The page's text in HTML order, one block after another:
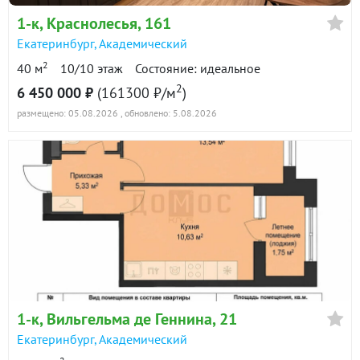
приходите на просмотр
#объект в нашей базе №13289808#
1-к, Краснолесья, 161
Екатеринбург,Академический
40 м2 10/10 этаж Состояние: идеальное
6 450 000 ₽ (161300 ₽/м2)
размещено: 05.08.2026 , обновлено: 5.08.2026
1-к, Вильгельма де Геннина, 21
Екатеринбург,Академический